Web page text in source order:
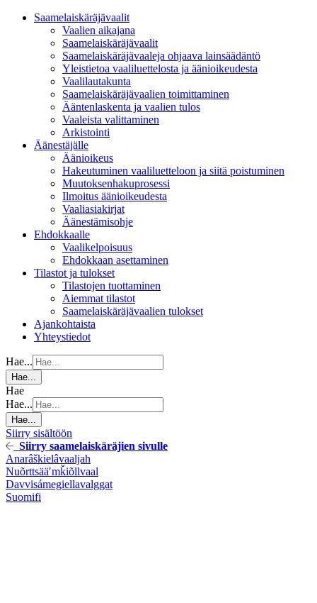
Saamelaiskäräjävaalit
Vaalien aikajana
Saamelaiskäräjävaalit
Saamelaiskäräjävaaleja ohjaava lainsäädäntö
Yleistietoa vaaliluettelosta ja äänioikeudesta
Vaalilautakunta
Saamelaiskäräjävaalien toimittaminen
Ääntenlaskenta ja vaalien tulos
Vaaleista valittaminen
Arkistointi
Äänestäjälle
Äänioikeus
Hakeutuminen vaaliluetteloon ja siitä poistuminen
Muutoksenhakuprosessi
Ilmoitus äänioikeudesta
Vaaliasiakirjat
Äänestämisohje
Ehdokkaalle
Vaalikelpoisuus
Ehdokkaan asettaminen
Tilastot ja tulokset
Tilastojen tuottaminen
Aiemmat tilastot
Saamelaiskäräjävaalien tulokset
Ajankohtaista
Yhteystiedot
Hae...
Hae...
Hae
Hae...
Hae...
Siirry sisältöön
Siirry saamelaiskäräjien sivulle
Anarâškielâvaaljah
Nuõrttsääʹmǩiõllvaal
Davvisámegiellavalggat
Suomifi